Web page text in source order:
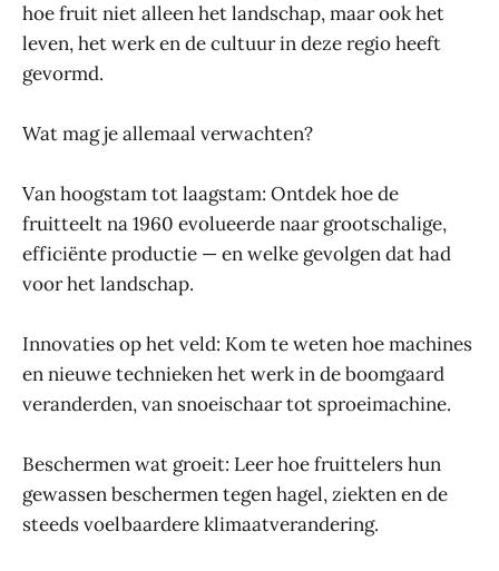
hoe fruit niet alleen het landschap, maar ook het
leven, het werk en de cultuur in deze regio heeft
gevormd.
Wat mag je allemaal verwachten?
Van hoogstam tot laagstam: Ontdek hoe de
fruitteelt na 1960 evolueerde naar grootschalige,
efficiënte productie — en welke gevolgen dat had
voor het landschap.
Innovaties op het veld: Kom te weten hoe machines
en nieuwe technieken het werk in de boomgaard
veranderden, van snoeischaar tot sproeimachine.
Beschermen wat groeit: Leer hoe fruittelers hun
gewassen beschermen tegen hagel, ziekten en de
steeds voelbaardere klimaatverandering.